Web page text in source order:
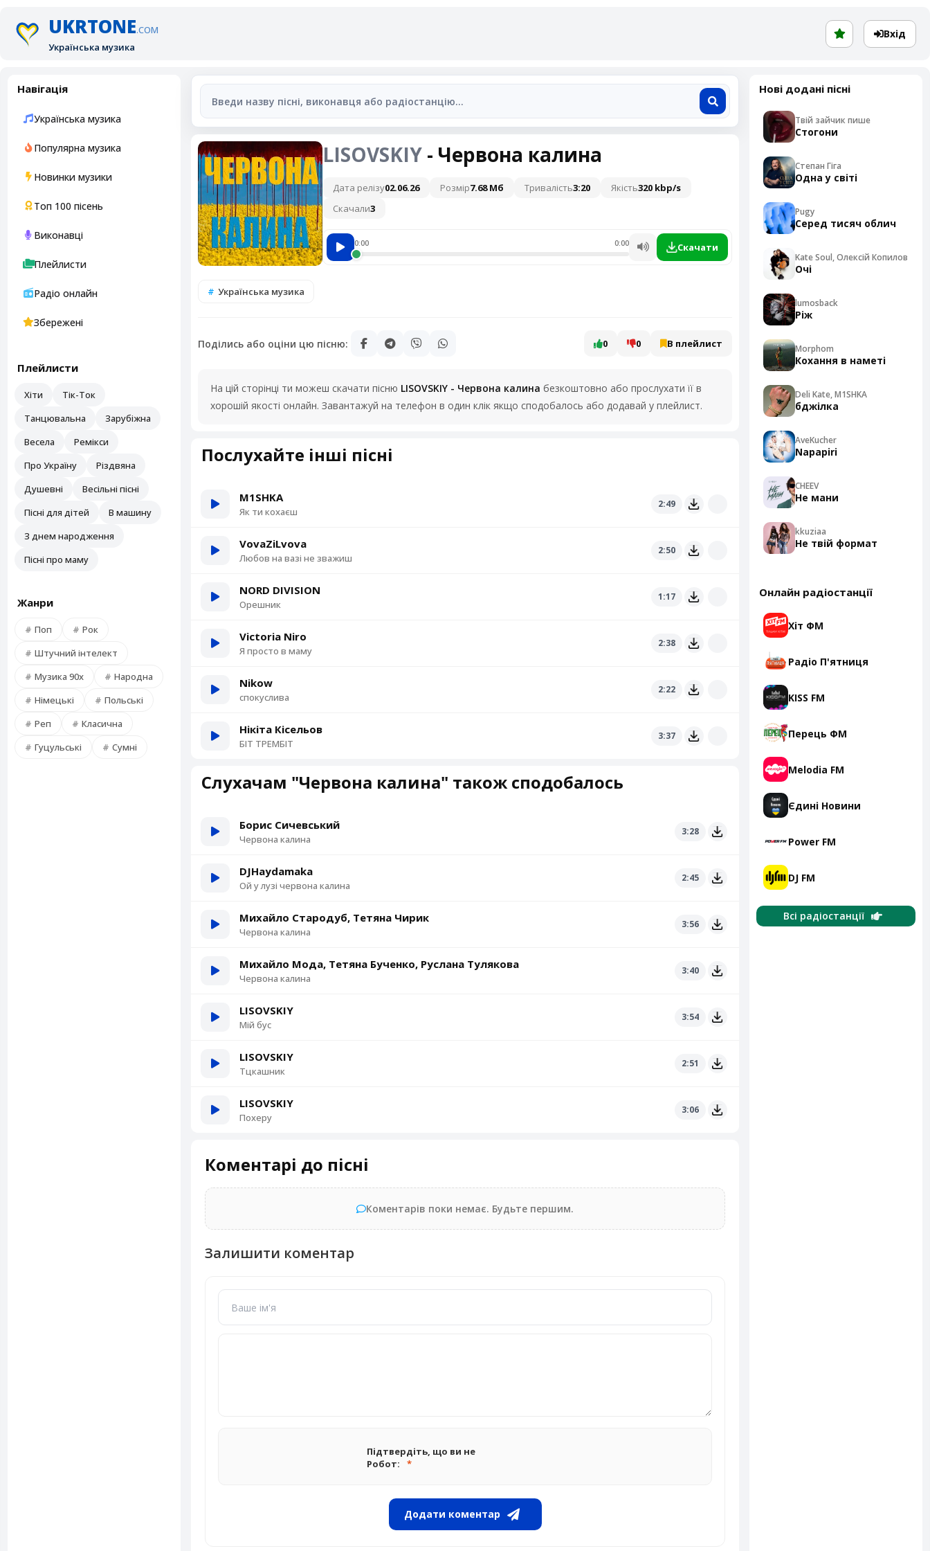
UKRTONE.COM
Українська музика
Вхід
Навігація
Українська музика
Популярна музика
Новинки музики
Топ 100 пісень
Виконавці
Плейлисти
Радіо онлайн
Збережені
Плейлисти
Хіти
Тік-Ток
Танцювальна
Зарубіжна
Весела
Ремікси
Про Україну
Різдвяна
Душевні
Весільні пісні
Пісні для дітей
В машину
З днем народження
Пісні про маму
Жанри
Поп
Рок
Штучний інтелект
Музика 90х
Народна
Німецькі
Польські
Реп
Класична
Гуцульські
Сумні
LISOVSKIY - Червона калина
Дата релізу02.06.26 Розмір7.68 Мб Тривалість3:20 Якість320 kbp/s
Скачали3
0:00 0:00 Скачати
Українська музика
Поділись або оціни цю пісню: 0 0 В плейлист
На цій сторінці ти можеш скачати пісню LISOVSKIY - Червона калина безкоштовно або прослухати її в
хорошій якості онлайн. Завантажуй на телефон в один клік якщо сподобалось або додавай у плейлист.
Послухайте інші пісні
M1SHKA
Як ти кохаєш
2:49
VovaZiLvova
Любов на вазі не зважиш
2:50
NORD DIVISION
Орешник
1:17
Victoria Niro
Я просто в маму
2:38
Nikow
спокуслива
2:22
Нікіта Кісельов
БІТ ТРЕМБІТ
3:37
Слухачам "Червона калина" також сподобалось
Борис Сичевський
Червона калина
3:28
DJHaydamaka
Ой у лузі червона калина
2:45
Михайло Стародуб, Тетяна Чирик
Червона калина
3:56
Михайло Мода, Тетяна Бученко, Руслана Тулякова
Червона калина
3:40
LISOVSKIY
Мій бус
3:54
LISOVSKIY
Тцкашник
2:51
LISOVSKIY
Похеру
3:06
Коментарі до пісні
Коментарів поки немає. Будьте першим.
Залишити коментар
Підтвердіть, що ви не
Робот:
Додати коментар
Нові додані пісні
Твій зайчик пише
Стогони
Степан Гіга
Одна у світі
Pugy
Серед тисяч облич
Kate Soul, Олексій Копилов
Очі
lumosback
Ріж
Morphom
Кохання в наметі
Deli Kate, M1SHKA
бджілка
AveKucher
Napapiri
CHEEV
Не мани
kkuziaa
Не твій формат
Онлайн радіостанції
Хіт ФМ
Радіо П'ятниця
KISS FM
Перець ФМ
Melodia FM
Єдині Новини
Power FM
DJ FM
Всі радіостанції